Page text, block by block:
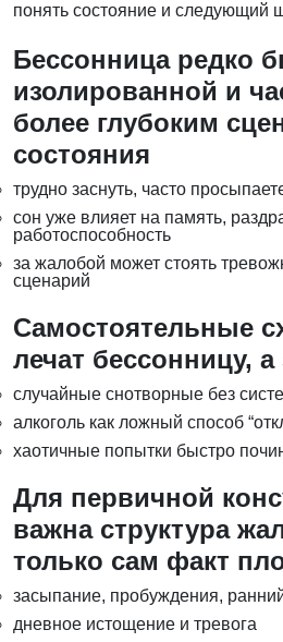
понять состояние и следующий
Бессонница редко
изолированной и
более глубоким
состояния
трудно заснуть, часто
сон уже влияет на память,
работоспособность
за жалобой может стоять
сценарий
Самостоятельные
лечат бессонницу,
случайные снотворные без
алкоголь как ложный способ
хаотичные попытки быстро
Для первичной
важна структура
только сам факт
засыпание, пробуждения,
дневное истощение и тревога